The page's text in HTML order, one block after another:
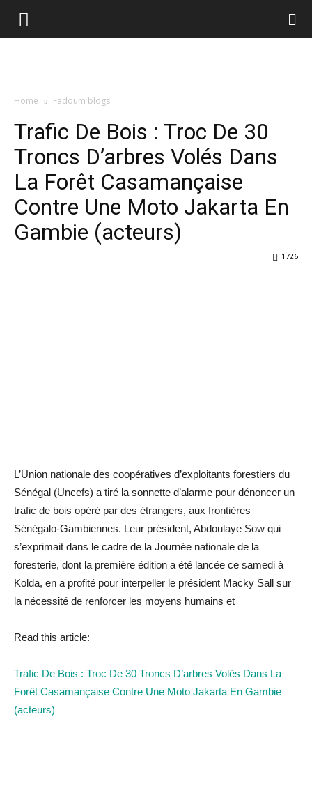
Home Fadoum blogs
Trafic De Bois : Troc De 30
Troncs D’arbres Volés Dans
La Forêt Casamançaise
Contre Une Moto Jakarta En
Gambie (acteurs)
1726
L’Union nationale des coopératives d’exploitants forestiers du
Sénégal (Uncefs) a tiré la sonnette d’alarme pour dénoncer un
trafic de bois opéré par des étrangers, aux frontières
Sénégalo-Gambiennes. Leur président, Abdoulaye Sow qui
s’exprimait dans le cadre de la Journée nationale de la
foresterie, dont la première édition a été lancée ce samedi à
Kolda, en a profité pour interpeller le président Macky Sall sur
la nécessité de renforcer les moyens humains et
Read this article:
Trafic De Bois : Troc De 30 Troncs D’arbres Volés Dans La
Forêt Casamançaise Contre Une Moto Jakarta En Gambie
(acteurs)